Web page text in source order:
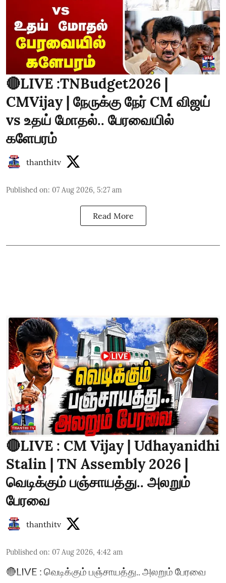
🔴LIVE :TNBudget2026 |
CMVijay | நேருக்கு நேர் CM விஜய்
vs உதய் மோதல்.. பேரவையில்
களேபரம்
thanthitv
Published on: 07 Aug 2026, 5:27 am
Read More
🔴LIVE : CM Vijay | Udhayanidhi
Stalin | TN Assembly 2026 |
வெடிக்கும் பஞ்சாயத்து.. அலறும்
பேரவை
thanthitv
Published on: 07 Aug 2026, 4:42 am
🔴LIVE : வெடிக்கும் பஞ்சாயத்து.. அலறும் பேரவை